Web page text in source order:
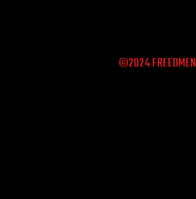
©2024 FREEDMEN